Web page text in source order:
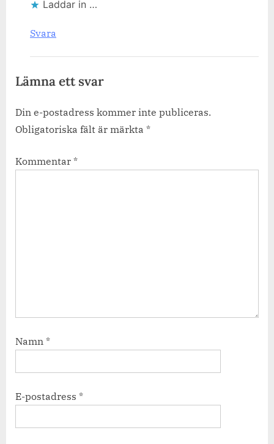
Laddar in …
Svara
Lämna ett svar
Din e-postadress kommer inte publiceras.
Obligatoriska fält är märkta *
Kommentar *
Namn *
E-postadress *